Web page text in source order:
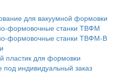
для вакуумной формовки
формовочные станки ТВФМ
формовочные станки ТВФМ-В
пластик для формовки
индивидуальный заказ